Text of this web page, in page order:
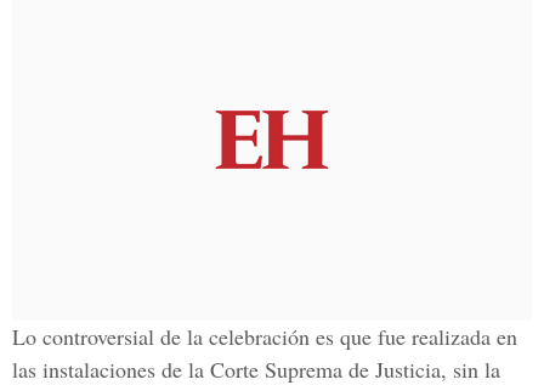
Lo controversial de la celebración es que fue realizada en
las instalaciones de la Corte Suprema de Justicia, sin la